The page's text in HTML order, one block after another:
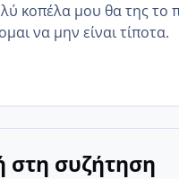
κοπέλα μου θα της το
να μην είναι τίποτα.
στη συζήτηση